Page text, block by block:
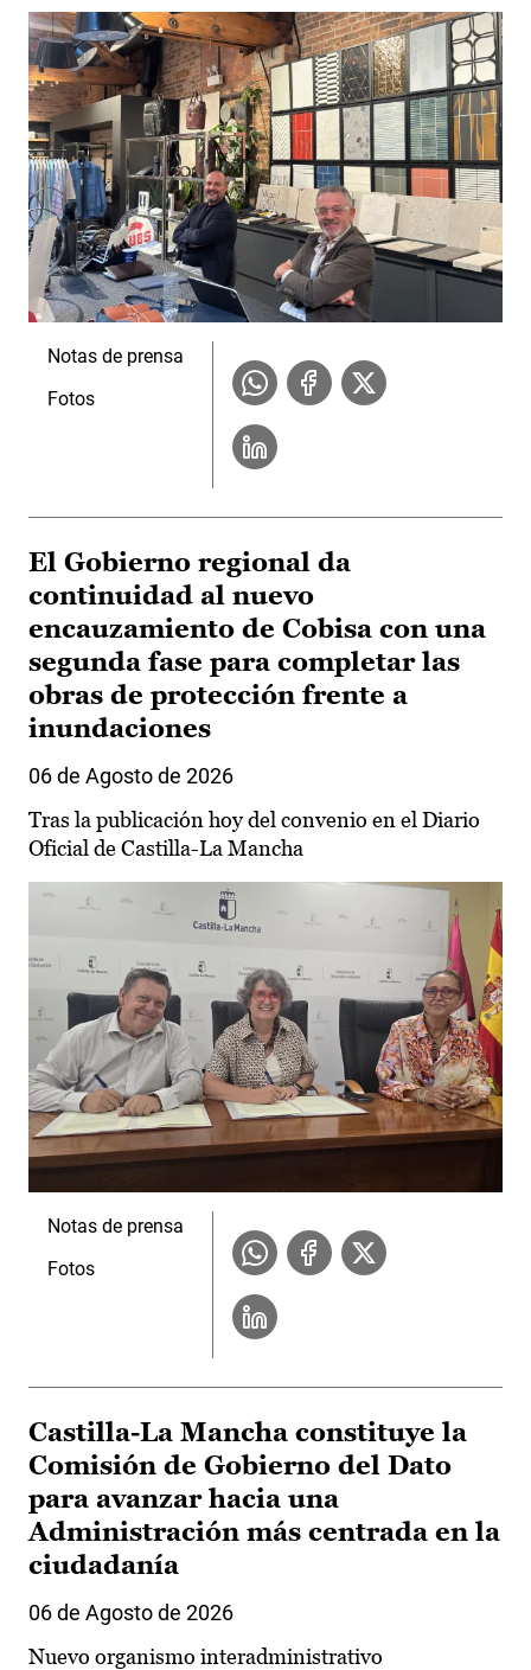
Notas de prensa
Fotos
El Gobierno regional da
continuidad al nuevo
encauzamiento de Cobisa con una
segunda fase para completar las
obras de protección frente a
inundaciones
06 de Agosto de 2026
Tras la publicación hoy del convenio en el Diario
Oficial de Castilla-La Mancha
Notas de prensa
Fotos
Castilla-La Mancha constituye la
Comisión de Gobierno del Dato
para avanzar hacia una
Administración más centrada en la
ciudadanía
06 de Agosto de 2026
Nuevo organismo interadministrativo